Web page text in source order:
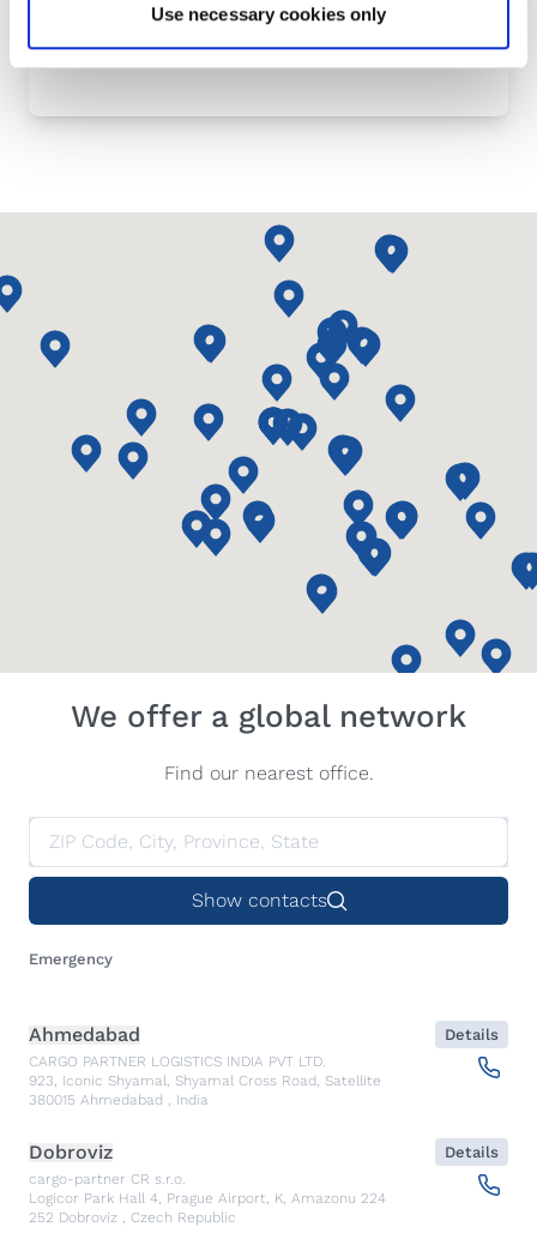
Use necessary cookies only
We offer a global network
Find our nearest office.
Show contacts
Emergency
Ahmedabad
CARGO PARTNER LOGISTICS INDIA PVT LTD.
923, Iconic Shyamal, Shyamal Cross Road, Satellite
380015 Ahmedabad , India
Details
Dobroviz
cargo-partner CR s.r.o.
Logicor Park Hall 4, Prague Airport, K, Amazonu 224
252 Dobroviz , Czech Republic
Details